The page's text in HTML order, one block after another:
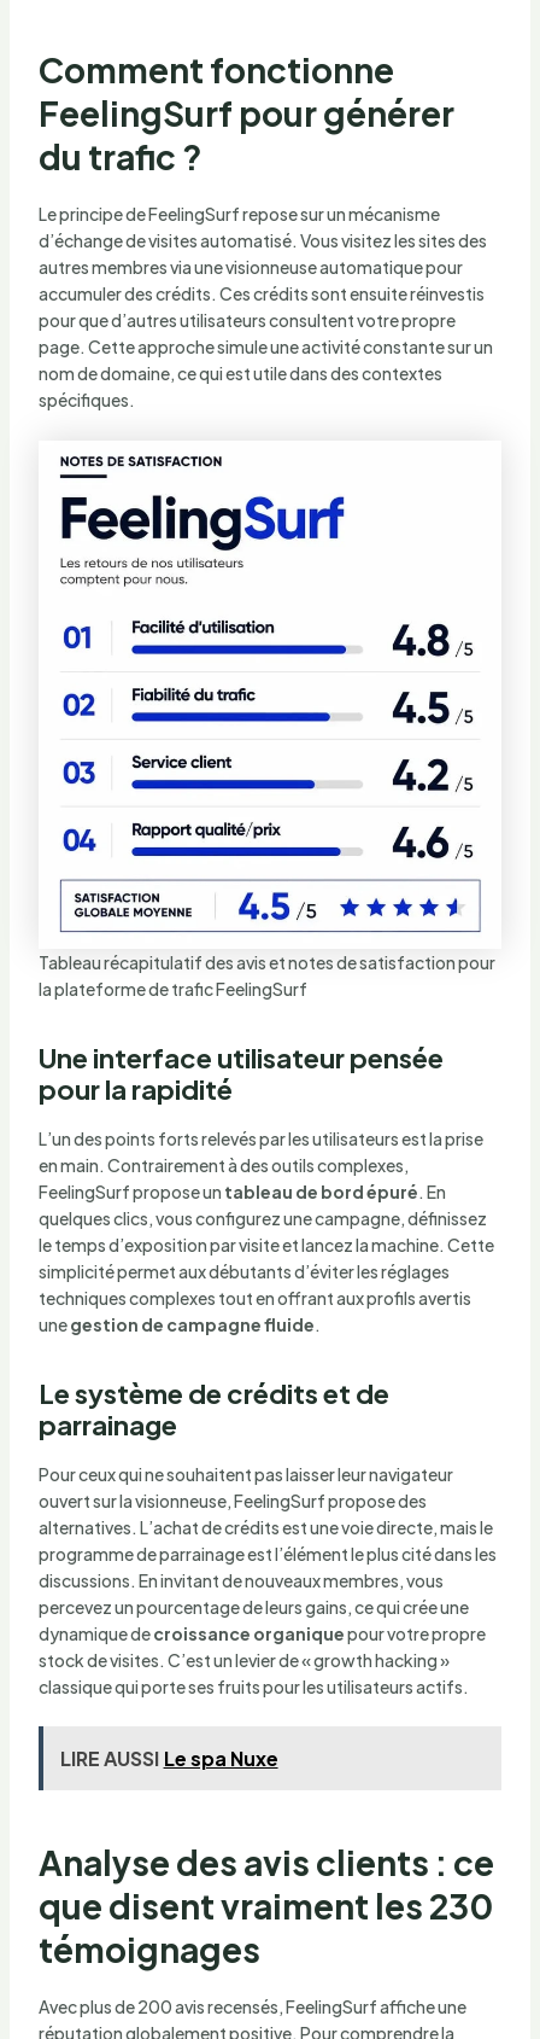
Comment fonctionne
FeelingSurf pour générer
du trafic ?
Le principe de FeelingSurf repose sur un mécanisme
d’échange de visites automatisé. Vous visitez les sites des
autres membres via une visionneuse automatique pour
accumuler des crédits. Ces crédits sont ensuite réinvestis
pour que d’autres utilisateurs consultent votre propre
page. Cette approche simule une activité constante sur un
nom de domaine, ce qui est utile dans des contextes
spécifiques.
Tableau récapitulatif des avis et notes de satisfaction pour
la plateforme de trafic FeelingSurf
Une interface utilisateur pensée
pour la rapidité
L’un des points forts relevés par les utilisateurs est la prise
en main. Contrairement à des outils complexes,
FeelingSurf propose un tableau de bord épuré. En
quelques clics, vous configurez une campagne, définissez
le temps d’exposition par visite et lancez la machine. Cette
simplicité permet aux débutants d’éviter les réglages
techniques complexes tout en offrant aux profils avertis
unegestion de campagne fluide.
Le système de crédits et de
parrainage
Pour ceux qui ne souhaitent pas laisser leur navigateur
ouvert sur la visionneuse, FeelingSurf propose des
alternatives. L’achat de crédits est une voie directe, mais le
programme de parrainage est l’élément le plus cité dans les
discussions. En invitant de nouveaux membres, vous
percevez un pourcentage de leurs gains, ce qui crée une
dynamique decroissance organiquepour votre propre
stock de visites. C’est un levier de « growth hacking »
classique qui porte ses fruits pour les utilisateurs actifs.
LIRE AUSSI Le spa Nuxe
Analyse des avis clients : ce
que disent vraiment les 230
témoignages
Avec plus de 200 avis recensés, FeelingSurf affiche une
réputation globalement positive. Pour comprendre la